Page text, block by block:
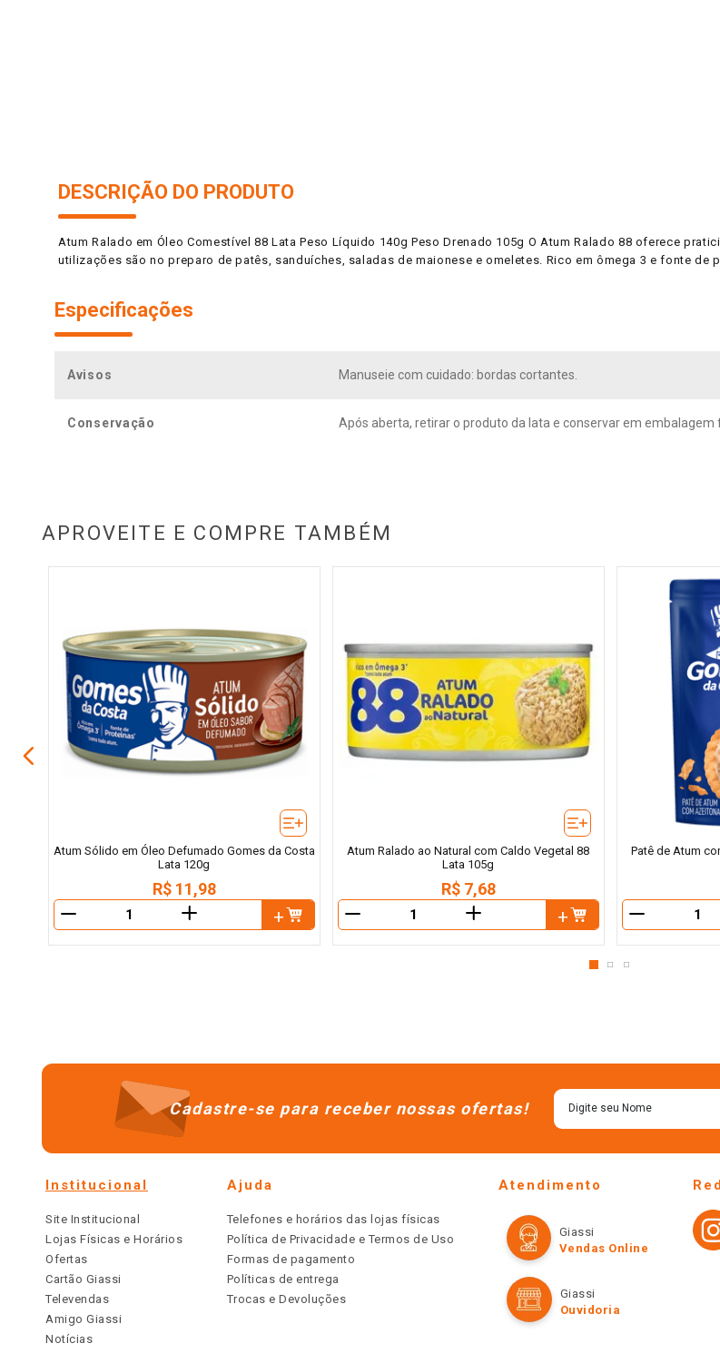
DESCRIÇÃO DO PRODUTO
Atum Ralado em Óleo Comestível 88 Lata Peso Líquido 140g Peso Drenado 105g O Atum Ralado 88 oferece
utilizações são no preparo de patês, sanduíches, saladas de maionese e omeletes. Rico em ômega 3 e fonte de
Especificações
Avisos Manuseie com cuidado: bordas cortantes.
Conservação Após aberta, retirar o produto da lata e conservar em embalagem
APROVEITE E COMPRE TAMBÉM
Atum Sólido em Óleo Defumado Gomes da Costa
Lata 120g
R$ 11,98
＋
Atum Ralado ao Natural com Caldo Vegetal 88
Lata 105g
R$ 7,68
＋
Patê de Atum
Cadastre-se para receber nossas ofertas!
Institucional
Site Institucional
Lojas Físicas e Horários
Ofertas
Cartão Giassi
Televendas
Amigo Giassi
Notícias
Ajuda
Telefones e horários das lojas físicas
Política de Privacidade e Termos de Uso
Formas de pagamento
Políticas de entrega
Trocas e Devoluções
Atendimento
Giassi
Vendas Online
Giassi
Ouvidoria